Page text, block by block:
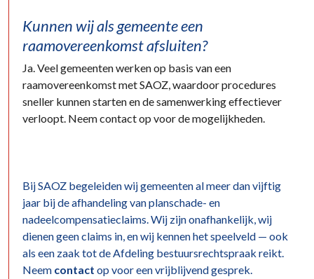
Kunnen wij als gemeente een
raamovereenkomst afsluiten?
Ja. Veel gemeenten werken op basis van een
raamovereenkomst met SAOZ, waardoor procedures
sneller kunnen starten en de samenwerking effectiever
verloopt. Neem contact op voor de mogelijkheden.
Bij SAOZ begeleiden wij gemeenten al meer dan vijftig
jaar bij de afhandeling van planschade- en
nadeelcompensatieclaims. Wij zijn onafhankelijk, wij
dienen geen claims in, en wij kennen het speelveld — ook
als een zaak tot de Afdeling bestuursrechtspraak reikt.
Neem contact op voor een vrijblijvend gesprek.